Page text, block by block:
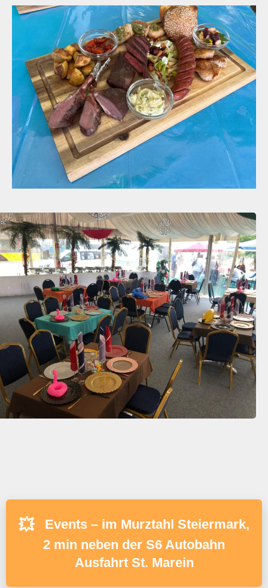
💥
Events – im Murztahl Steiermark,
2 min neben der S6 Autobahn
Ausfahrt St. Marein